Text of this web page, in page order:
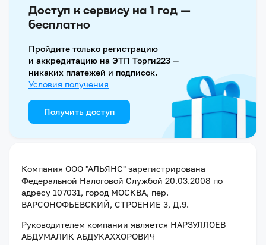
Доступ к сервису на 1 год —
бесплатно
Пройдите только регистрацию
и аккредитацию на ЭТП Торги223 —
никаких платежей и подписок.
Условия получения
Получить доступ
Компания ООО "АЛЬЯНС" зарегистрирована
Федеральной Налоговой Службой 20.03.2008 по
адресу 107031, город МОСКВА, пер.
ВАРСОНОФЬЕВСКИЙ, СТРОЕНИЕ 3, Д.9.
Руководителем компании является НАРЗУЛЛОЕВ
АБДУМАЛИК АБДУКАХХОРОВИЧ